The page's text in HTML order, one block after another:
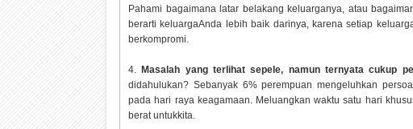
Pahami bagaimana latar belakang keluarganya, atau
berarti keluargaAnda lebih baik darinya, karena setiap
berkompromi.
4. Masalah yang terlihat sepele, namun ternyata cukup
didahulukan? Sebanyak 6% perempuan mengeluhkan
pada hari raya keagamaan. Meluangkan waktu satu hari
berat untukkita.